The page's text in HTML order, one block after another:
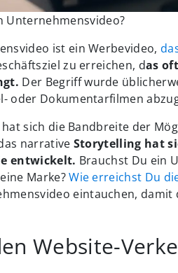
Unternehmensvideo?
ist ein Werbevideo,
zu erreichen, das
Der Begriff wurde
oder Dokumentarfilmen
sich die Bandbreite der
narrative Storytelling hat
entwickelt. Brauchst Du ein
Marke?Wie erreichst Du
eintauchen,
Website-